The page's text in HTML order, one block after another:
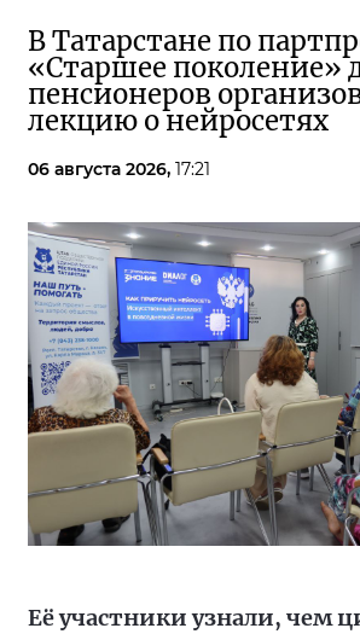
В Татарстане по
«Старшее поколение»
пенсионеров
лекцию о нейросетях
06 августа 2026, 17:21
Её участники узнали, чем